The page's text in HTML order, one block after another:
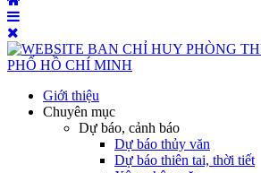
Giới thiệu
Chuyên mục
Dự báo, cảnh báo
Dự báo thủy văn
Dự báo thiên tai, thời tiết